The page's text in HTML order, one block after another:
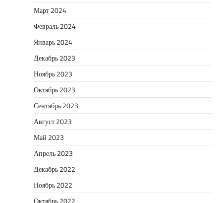
Март 2024
Февраль 2024
Январь 2024
Декабрь 2023
Ноябрь 2023
Октябрь 2023
Сентябрь 2023
Август 2023
Май 2023
Апрель 2023
Декабрь 2022
Ноябрь 2022
Октябрь 2022